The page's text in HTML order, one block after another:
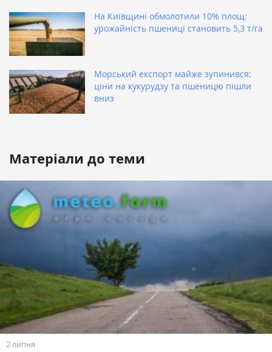
На Київщині обмолотили 10% площ:
урожайність пшениці становить 5,3 т/га
Морський експорт майже зупинився:
ціни на кукурудзу та пшеницю пішли
вниз
Матеріали до теми
2 липня